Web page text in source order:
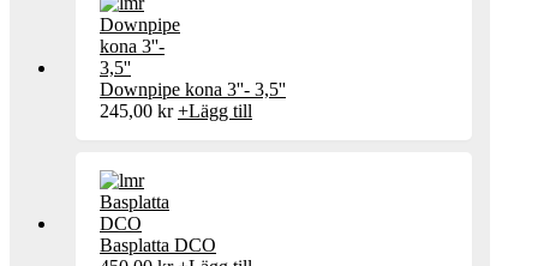
Downpipe kona 3''- 3,5''
245,00 kr +Lägg till
Basplatta DCO